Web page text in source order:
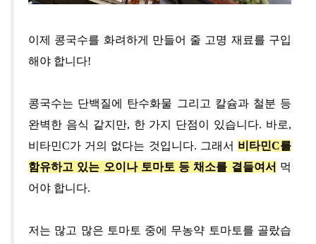
이제 콩국수를 화려하게 만들어 줄 고명 재료를 구입
해야 합니다!
콩국수는 단백질에 탄수화물 그리고 칼슘과 철분 등
완벽한 음식 같지만, 한 가지 단점이 있습니다. 바로,
비타민C가 거의 없다는 것입니다. 그래서 비타민C를
함유하고 있는 오이나 토마토 등 채소를 곁들여서 먹
어야 합니다.
저는 많고 많은 토마토 중에 무농약 토마토를 골랐습